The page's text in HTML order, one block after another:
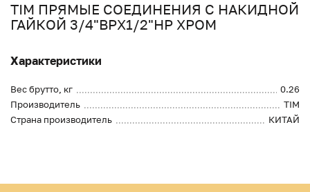
TIM ПРЯМЫЕ СОЕДИНЕНИЯ С НАКИДНОЙ
ГАЙКОЙ 3/4"ВРХ1/2"НР ХРОМ
Характеристики
Вес брутто, кг
0.26
Производитель
TIM
Страна производитель
КИТАЙ